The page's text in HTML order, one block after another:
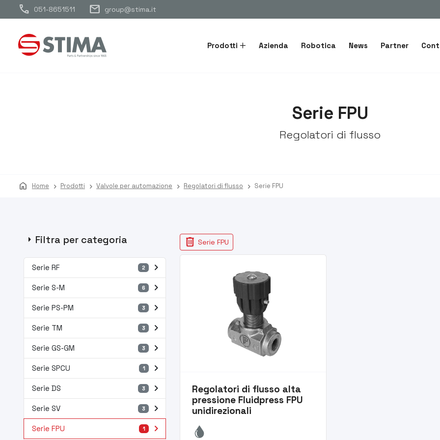
call 051-8651511 mail group@stima.it
Prodotti Azienda Robotica News Partner
Serie FPU
Regolatori di flusso
home Home Prodotti Valvole per automazione Regolatori di flusso Serie FPU
arrow_right Filtra per categoria
Serie RF 2 navigate_next
Serie S-M 6 navigate_next
Serie PS-PM 3 navigate_next
Serie TM 3 navigate_next
Serie GS-GM 3 navigate_next
Serie SPCU 1 navigate_next
Serie DS 3 navigate_next
Serie SV 3 navigate_next
Serie FPU 1 navigate_next
delete Serie FPU
Regolatori di flusso alta
pressione Fluidpress FPU
unidirezionali